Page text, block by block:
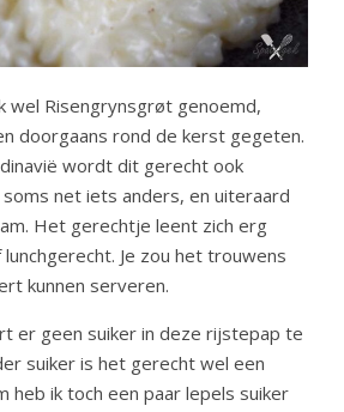
wel Risengrynsgrøt genoemd,
doorgaans rond de kerst gegeten.
wordt dit gerecht ook
net iets anders, en uiteraard
Het gerechtje leent zich erg
Je zou het trouwens
kunnen serveren.
er geen suiker in deze rijstepap te
suiker is het gerecht wel een
heb ik toch een paar lepels suiker